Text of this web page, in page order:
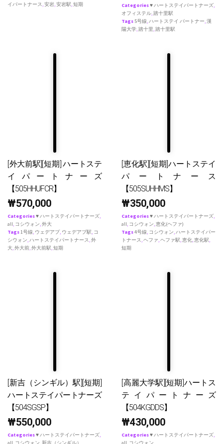
イパートナース 安岩 安岩駅 短期 Categories♥ ハートステイパートナーズ
オフィステル 踏十里駅
Tags 5号線 ハートステイ パートナー 漢
陽大学 踏十里 踏十里駅
[外大前駅][短期] ハートステ
イパートナーズ
【505HHUFCR】
₩570,000
Categories♥ ハートステイパートナーズ,
all, コシウォン,外大
Tags1号線, ウェデアプ, ウェデアプ駅, コ
シウォン,ハートステイパートナース,外
大,外大前,外大前駅,短期
[恵化駅][短期]ハートステイ
パートナース
【505SUHHMS】
₩350,000
Categories♥ ハートステイパートナーズ,
all, コシウォン,恵化(ヘファ)
Tags4号線, コシウォン,ハートステイパー
トナース,ヘファ,ヘファ駅,恵化,恵化駅,
短期
[新吉（シンギル）駅][短期]
ハートステイパートナーズ
【504SGSP】
₩550,000
Categories♥ ハートステイパートナーズ,
[高麗大学駅][短期]ハートス
テイパートナーズ
【504KGDDS】
₩430,000
Categories♥ ハートステイパートナーズ,